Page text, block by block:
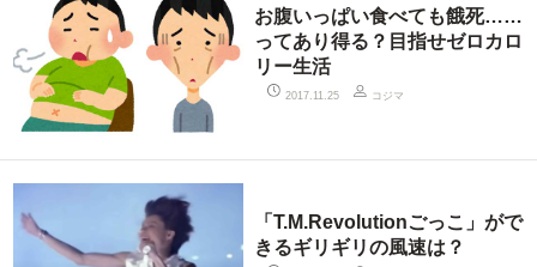
お腹いっぱい食べても餓死……
ってあり得る？目指せゼロカロ
リー生活
2017.11.25 コジマ
「T.M.Revolutionごっこ」がで
きるギリギリの風速は？